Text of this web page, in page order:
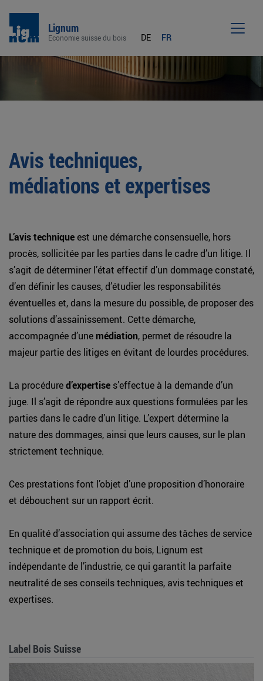
Lignum
Economie suisse du bois DE FR
Avis techniques,
médiations et expertises
L’avis techniqueest une démarche consensuelle, hors
procès, sollicitée par les parties dans le cadre d’un litige. Il
s’agit de déterminer l’état effectif d’un dommage constaté,
d’en définir les causes, d’étudier les responsabilités
éventuelles et, dans la mesure du possible, de proposer des
solutions d’assainissement. Cette démarche,
accompagnée d’une médiation, permet de résoudre la
majeur partie des litiges en évitant de lourdes procédures.
La procédured’expertise s’effectue à la demande d’un
juge. Il s’agit de répondre aux questions formulées par les
parties dans le cadre d’un litige. L’expert détermine la
nature des dommages, ainsi que leurs causes, sur le plan
strictement technique.
Ces prestations font l’objet d’une proposition d’honoraire
et débouchent sur un rapport écrit.
En qualité d’association qui assume des tâches de service
technique et de promotion du bois, Lignum est
indépendante de l’industrie, ce qui garantit la parfaite
neutralité de ses conseils techniques, avis techniques et
expertises.
Label Bois Suisse